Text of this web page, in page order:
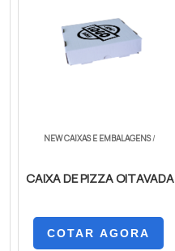
NEW CAIXAS E EMBALAGENS/
CAIXA DE PIZZA OITAVADA
COTAR AGORA